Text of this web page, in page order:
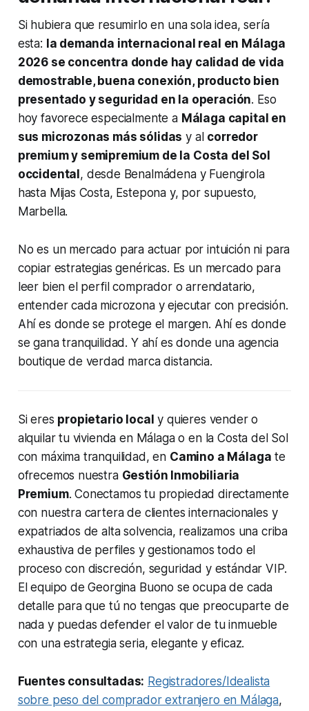
Si hubiera que resumirlo en una sola idea, sería
esta: la demanda internacional real en Málaga
2026 se concentra donde hay calidad de vida
demostrable, buena conexión, producto bien
presentado y seguridad en la operación. Eso
hoy favorece especialmente a Málaga capital en
sus microzonas más sólidas y al corredor
premium y semipremium de la Costa del Sol
occidental , desde Benalmádena y Fuengirola
hasta Mijas Costa, Estepona y, por supuesto,
Marbella.
No es un mercado para actuar por intuición ni para
copiar estrategias genéricas. Es un mercado para
leer bien el perfil comprador o arrendatario,
entender cada microzona y ejecutar con precisión.
Ahí es donde se protege el margen. Ahí es donde
se gana tranquilidad. Y ahí es donde una agencia
boutique de verdad marca distancia.
Si eres propietario local y quieres vender o
alquilar tu vivienda en Málaga o en la Costa del Sol
con máxima tranquilidad, en Camino a Málaga te
ofrecemos nuestra Gestión Inmobiliaria
Premium. Conectamos tu propiedad directamente
con nuestra cartera de clientes internacionales y
expatriados de alta solvencia, realizamos una criba
exhaustiva de perfiles y gestionamos todo el
proceso con discreción, seguridad y estándar VIP.
El equipo de Georgina Buono se ocupa de cada
detalle para que tú no tengas que preocuparte de
nada y puedas defender el valor de tu inmueble
con una estrategia seria, elegante y eficaz.
Fuentes consultadas: Registradores/Idealista
sobre peso del comprador extranjero en Málaga,